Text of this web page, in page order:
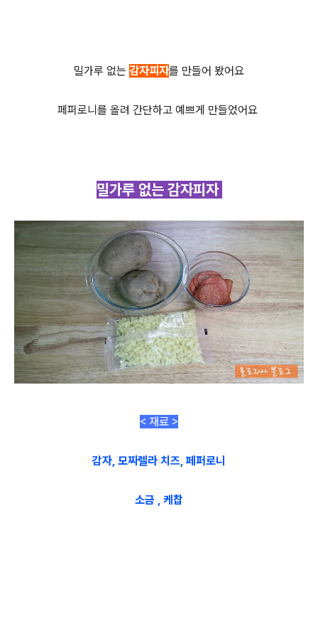
밀가루 없는 감자피자를 만들어 봤어요
페퍼로니를 올려 간단하고 예쁘게 만들었어요
밀가루 없는 감자피자
< 재료 >
감자, 모짜렐라 치즈, 페퍼로니
소금 , 케찹